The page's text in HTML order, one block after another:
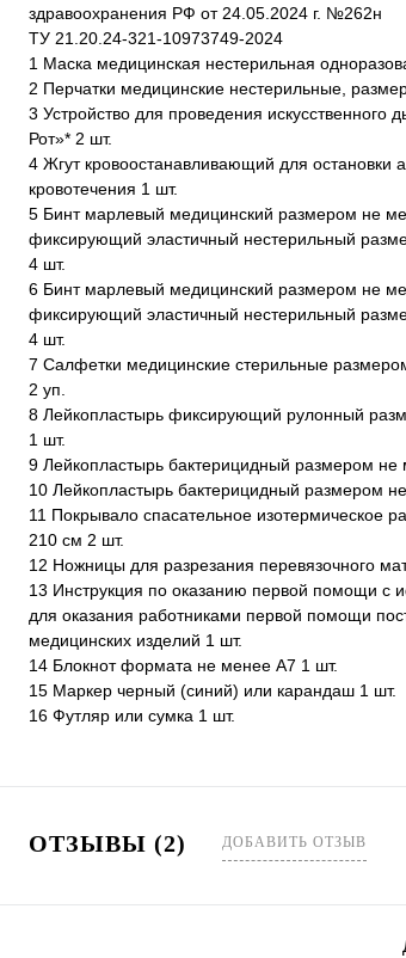
здравоохранения РФ от 24.05.2024 г. №262н
ТУ 21.20.24-321-10973749-2024
1 Маска медицинская нестерильная
2 Перчатки медицинские нестерильные,
3 Устройство для проведения искусственного
Рот»* 2 шт.
4 Жгут кровоостанавливающий для остановки
кровотечения 1 шт.
5 Бинт марлевый медицинский размером не
фиксирующий эластичный нестерильный
4 шт.
6 Бинт марлевый медицинский размером не
фиксирующий эластичный нестерильный
4 шт.
7 Салфетки медицинские стерильные
2 уп.
8 Лейкопластырь фиксирующий рулонный
1 шт.
9 Лейкопластырь бактерицидный размером
10 Лейкопластырь бактерицидный размером
11 Покрывало спасательное изотермическое
210 см 2 шт.
12 Ножницы для разрезания перевязочного
13 Инструкция по оказанию первой помощи с
для оказания работниками первой помощи
медицинских изделий 1 шт.
14 Блокнот формата не менее А7 1 шт.
15 Маркер черный (синий) или карандаш 1 шт.
16 Футляр или сумка 1 шт.
ОТЗЫВЫ (2) ДОБАВИТЬ ОТЗЫВ